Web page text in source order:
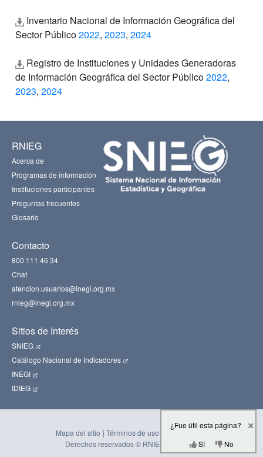
Inventario Nacional de Información Geográfica del
Sector Público2022,2023,2024
Registro de Instituciones y Unidades Generadoras
de Información Geográfica del Sector Público2022,
2023,2024
¿Fue útil esta página?
Sí
No
RNIEG
Acerca de
Programas de información
Instituciones participantes
Preguntas frecuentes
Glosario
Contacto
800 111 46 34
Chat
atencion.usuarios@inegi.org.mx
rnieg@inegi.org.mx
Sitios de Interés
SNIEG
Catálogo Nacional de Indicadores
INEGI
IDIEG
Mapa del sitio Términos de uso
Accesibilidad
Derechos reservados © RNIEG en trámite